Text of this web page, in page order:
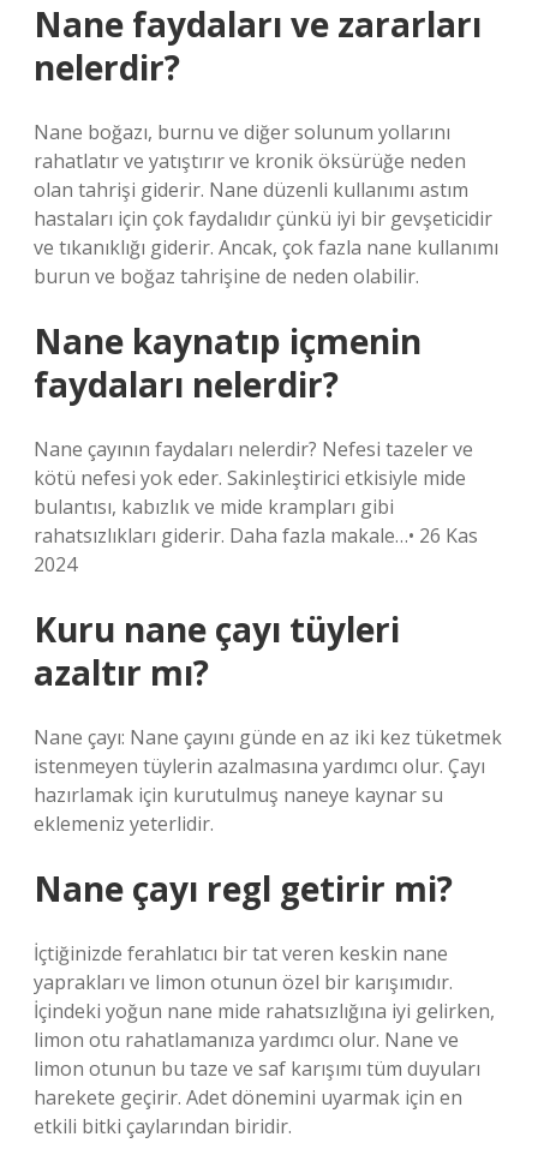
Nane faydaları ve zararları
nelerdir?
Nane boğazı, burnu ve diğer solunum yollarını
rahatlatır ve yatıştırır ve kronik öksürüğe neden
olan tahrişi giderir. Nane düzenli kullanımı astım
hastaları için çok faydalıdır çünkü iyi bir gevşeticidir
ve tıkanıklığı giderir. Ancak, çok fazla nane kullanımı
burun ve boğaz tahrişine de neden olabilir.
Nane kaynatıp içmenin
faydaları nelerdir?
Nane çayının faydaları nelerdir? Nefesi tazeler ve
kötü nefesi yok eder. Sakinleştirici etkisiyle mide
bulantısı, kabızlık ve mide krampları gibi
rahatsızlıkları giderir. Daha fazla makale…• 26 Kas
2024
Kuru nane çayı tüyleri
azaltır mı?
Nane çayı: Nane çayını günde en az iki kez tüketmek
istenmeyen tüylerin azalmasına yardımcı olur. Çayı
hazırlamak için kurutulmuş naneye kaynar su
eklemeniz yeterlidir.
Nane çayı regl getirir mi?
İçtiğinizde ferahlatıcı bir tat veren keskin nane
yaprakları ve limon otunun özel bir karışımıdır.
İçindeki yoğun nane mide rahatsızlığına iyi gelirken,
limon otu rahatlamanıza yardımcı olur. Nane ve
limon otunun bu taze ve saf karışımı tüm duyuları
harekete geçirir. Adet dönemini uyarmak için en
etkili bitki çaylarından biridir.